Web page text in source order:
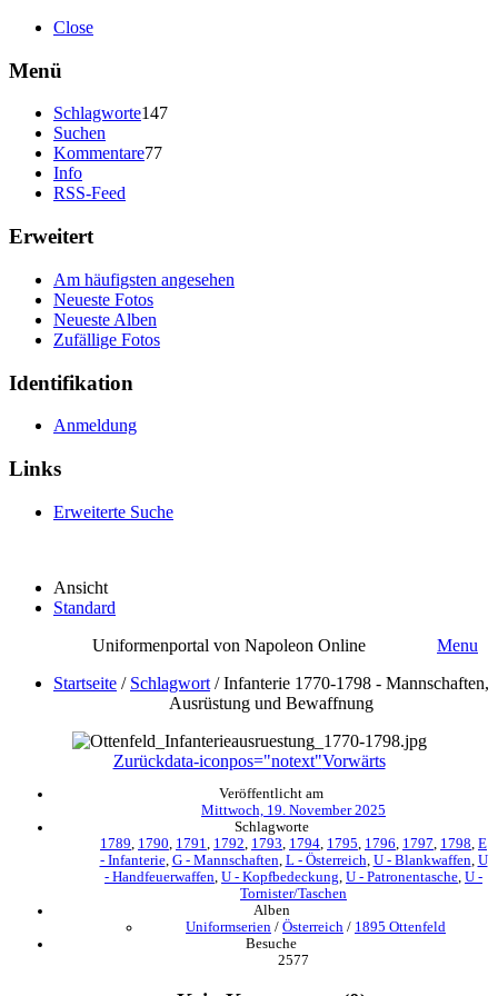
Close
Menü
Schlagworte147
Suchen
Kommentare77
Info
RSS-Feed
Erweitert
Am häufigsten angesehen
Neueste Fotos
Neueste Alben
Zufällige Fotos
Identifikation
Anmeldung
Links
Erweiterte Suche
Ansicht
Standard
Uniformenportal von Napoleon Online
Menu
Startseite / Schlagwort /Infanterie 1770-1798 - Mannschaften,
Ausrüstung und Bewaffnung
Zurückdata-iconpos="notext"Vorwärts
Veröffentlicht am
Mittwoch, 19. November 2025
Schlagworte
1789 1790 1791 1792 1793 1794 1795 1796 1797 1798 E
- Infanterie, G - Mannschaften L - Österreich U - Blankwaffen U
- Handfeuerwaffen U - Kopfbedeckung U - Patronentasche U -
Tornister/Taschen
Alben
Uniformserien / Österreich / 1895 Ottenfeld
Besuche
2577